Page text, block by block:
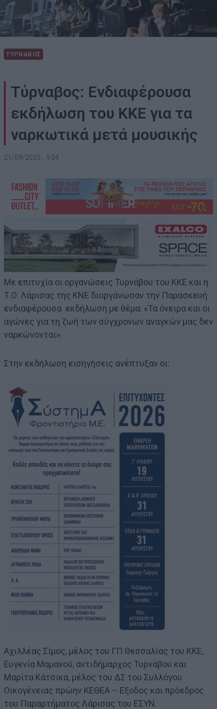
ΤΥΡΝΑΒΟΣ
Τύρναβος: Ενδιαφέρουσα
εκδήλωση του ΚΚΕ για τα
ναρκωτικά μετά μουσικής
21/09/2025 , 9:04
Με επιτυχία οι οργανώσεις Τυρνάβου του ΚΚΕ και η
Τ.Ο. Λάρισας της ΚΝΕ διοργάνωσαν την Παρασκευή
ενδιαφέρουσα εκδήλωση με θέμα: «Τα όνειρα και οι
αγώνες για τη ζωή των σύγχρονων αναγκών μας δεν
ναρκώνονται».
Στην εκδήλωση εισηγήσεις ανέπτυξαν οι:
Αχιλλέας Σίμος, μέλος του ΓΠ Θεσσαλίας του ΚΚΕ,
Ευγενία Μαμανού, αντιδήμαρχος Τυρνάβου και
Μαρίτα Κάτσικα, μέλος του ΔΣ του Συλλόγου
Οικογένειας πρώην ΚΕΘΕΑ – Εξοδος και πρόεδρος
του Παραρτήματος Λάρισας του ΕΣΥΝ.